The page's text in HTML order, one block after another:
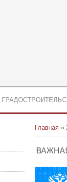
Главная »